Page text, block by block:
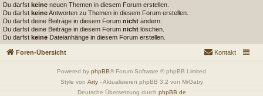
Du darfst keine neuen Themen in diesem Forum erstellen.
Du darfst keineAntworten zu Themen in diesem Forum erstellen.
Du darfst deine Beiträge in diesem Forum nicht ändern.
Du darfst deine Beiträge in diesem Forum nicht löschen.
Du darfst keine Dateianhänge in diesem Forum erstellen.
Foren-Übersicht Kontakt
Powered by phpBB® Forum Software © phpBB Limited
Style von Arty- Aktualisieren phpBB 3.2 von MrGaby
Deutsche Übersetzung durch phpBB.de